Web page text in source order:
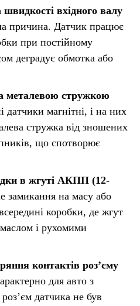
вхідного валу
причина. Датчик працює
при постійному
деградує обмотка або
металевою стружкою
датчики магнітні, і на них
стружка від зношених
що спотворює
в жгуті АКПП (12-
замикання на масу або
коробки, де жгут
і рухомими
контактів роз’єму
для авто з
датчика не був